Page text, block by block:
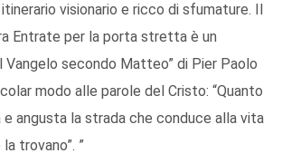
visionario e ricco di sfumature. Il
Entrate per la porta stretta è un
Vangelo secondo Matteo” di Pier Paolo
modo alle parole del Cristo: “Quanto
angusta la strada che conduce alla vita
trovano”. ”